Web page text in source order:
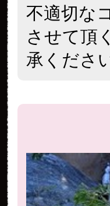
不適切な
させて頂
承くださ